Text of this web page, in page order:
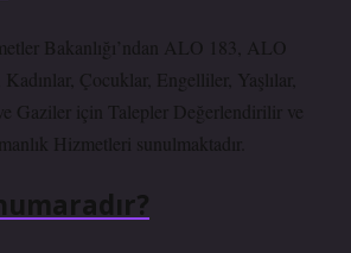
Bakanlığı’ndan ALO 183, ALO
Çocuklar, Engelliler, Yaşlılar,
Gaziler için Talepler Değerlendirilir ve
Hizmetleri sunulmaktadır.